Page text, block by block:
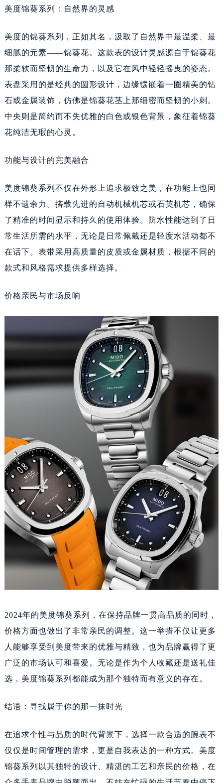
美度锦葵系列：自然界的灵感
美度的锦葵系列，正如其名，汲取了自然界中最温柔、最
细腻的元素——锦葵花。这款表的设计灵感源自于锦葵花
那柔软而坚韧的生命力，以及它在风中轻轻摇曳的姿态。
表盘采用的是经典的圆形设计，边缘镶嵌着一圈精美的钻
石或金属装饰，仿佛是锦葵花茎上那细密而坚韧的小刺。
中央则是简约而不失优雅的白色或银色背景，象征着锦葵
花纯洁无瑕的心灵。
功能与设计的完美融合
美度锦葵系列不仅在外形上追求极致之美，在功能上也同
样不遗余力。搭载先进的自动机械机芯或石英机芯，确保
了精准的时间显示和持久的使用体验。防水性能达到了日
常生活所需的水平，无论是日常佩戴还是轻度水活动都不
在话下。表带采用高质量的皮质或金属材质，根据不同的
款式和风格需求提供多样选择。
价格亲民与市场反响
2024年的美度锦葵系列，在保持品牌一贯高品质的同时，
价格方面也做出了非常亲民的调整。这一举措不仅让更多
人能够享受到美度带来的优雅与精致，也为品牌赢得了更
广泛的市场认可和喜爱。无论是作为个人收藏还是送礼佳
选，美度锦葵系列都能成为那个独特而有意义的存在。
结语：寻找属于你的那一抹时光
在追求个性与品质的时代背景下，选择一款合适的腕表不
仅仅是时间管理的需求，更是自我表达的一种方式。美度
锦葵系列以其独特的设计、精湛的工艺和亲民的价格，在